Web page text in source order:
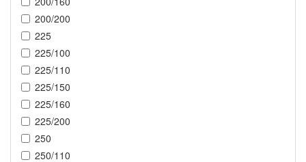
200/200
225
225/100
225/110
225/150
225/160
225/200
250
250/110